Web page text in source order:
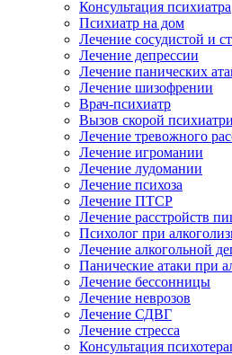
Консультация психиатра
Психиатр на дом
Лечение сосудистой и
Лечение депрессии
Лечение панических
Лечение шизофрении
Врач-психиатр
Вызов скорой
Лечение тревожного
Лечение игромании
Лечение лудомании
Лечение психоза
Лечение ПТСР
Лечение расстройств
Психолог при
Лечение алкогольной
Панические атаки при
Лечение бессонницы
Лечение неврозов
Лечение СДВГ
Лечение стресса
Консультация